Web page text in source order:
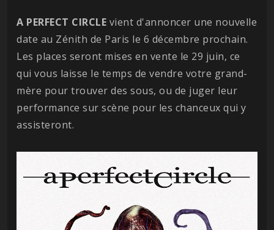
A PERFECT CIRCLE vient d'annoncer une nouvelle
date au Zénith de Paris le 6 décembre prochain.
Les places seront mises en vente le 29 juin, ce
qui vous laisse le temps de vendre votre grand-
mère pour trouver des sous, ou de juger leur
performance sur scène pour les chanceux qui y
assisteront.